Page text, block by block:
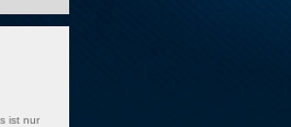
ist nur